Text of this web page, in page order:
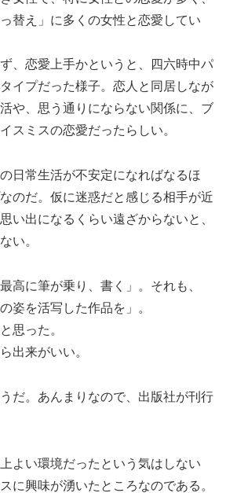
替え」に多くの女性と恋愛してい
、恋愛上手かというと、四六時中パ
イプだった様子。恋人と同居しなが
や、思う通りにならない関係に、ブ
スミスの恋愛だったらしい。
日常生活が不安定になればなるほ
のだ。仮に迷惑だと感じる相手が近
い出になるくらい遠ざからないと、
い。
高に筆が乗り、書く」。それも、
姿を活写した作品を」。
思った。
出来がいい。
だ。あんまりなので、出版社が刊行
よい環境だったという気はしない
に興味が湧いたところなのである。